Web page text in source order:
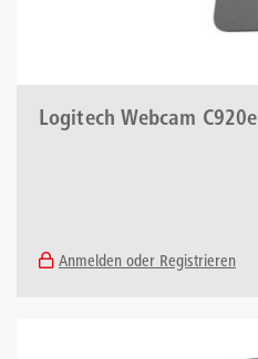
Logitech Webcam C920e
Anmelden oder Registrieren